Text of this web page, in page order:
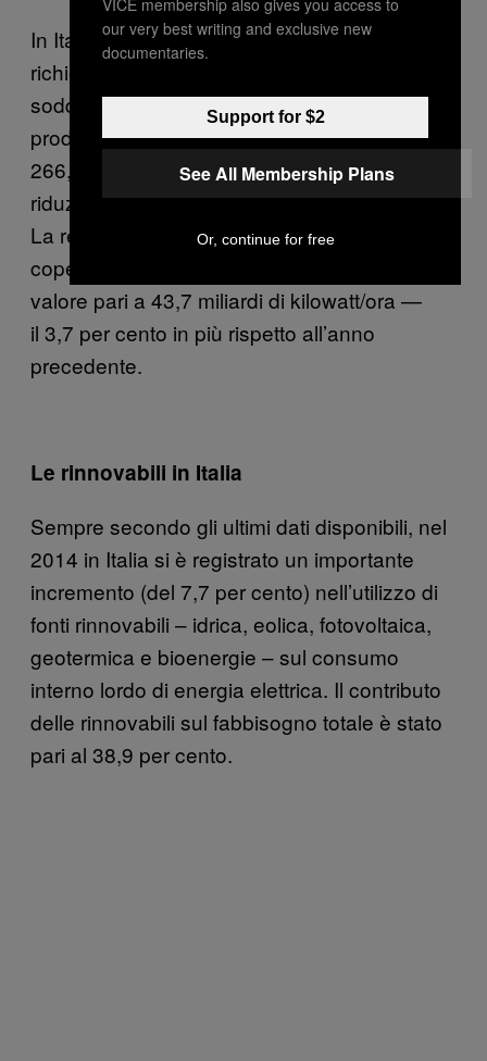
In Italia nel 2014 (secondo i dati Terna) la
richiesta di energia elettrica è stata
soddisfatta per l’85,9 per cento da
produzione nazionale, per un valore pari a
266,8 miliardi di kilowatt/ora, con una
riduzione del 3,4 per cento rispetto al 2013.
La restante quota del fabbisogno è stata
coperta dalle importazioni dall’estero, per un
valore pari a 43,7 miliardi di kilowatt/ora —
il 3,7 per cento in più rispetto all’anno
precedente.
Le rinnovabili in Italia
Sempre secondo gli ultimi dati disponibili, nel
2014 in Italia si è registrato un importante
incremento (del 7,7 per cento) nell’utilizzo di
fonti rinnovabili – idrica, eolica, fotovoltaica,
geotermica e bioenergie – sul consumo
interno lordo di energia elettrica. Il contributo
delle rinnovabili sul fabbisogno totale è stato
pari al 38,9 per cento.
our very best writing and exclusive new
documentaries.
Support for $2
See All Membership Plans
Or, continue for free